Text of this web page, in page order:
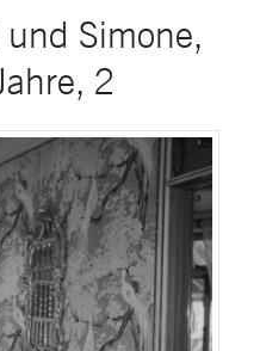
und Simone,
2